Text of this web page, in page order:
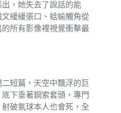
，她失去了說話的能
緩緩張口、蛞蝓觸角從
所有影像裡視覺衝擊最
短篇，天空中飄浮的巨
下垂著鋼索套頭，專門
破氣球本人也會死，全